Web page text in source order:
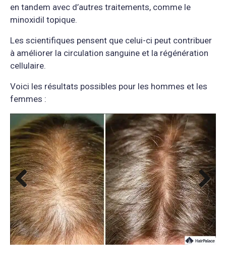
en tandem avec d’autres traitements, comme le
minoxidil topique.
Les scientifiques pensent que celui-ci peut contribuer
à améliorer la circulation sanguine et la régénération
cellulaire.
Voici les résultats possibles pour les hommes et les
femmes :
Previous Next